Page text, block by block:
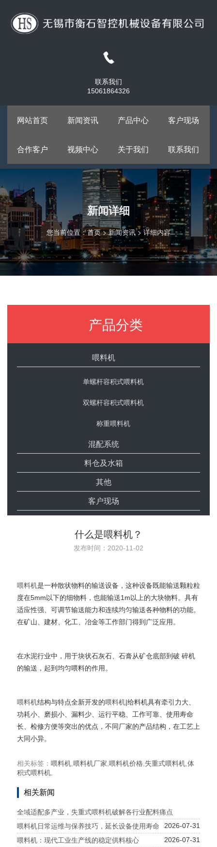
联系我们
15061864326
网站首页 新闻资讯 产品中心 客户现场
合作客户 视频中心 关于我们 联系我们
新闻详细
您当前位置：首页>新闻资讯> 详细内容
产品分类
喂料机
单螺杆容积式喂料机
双螺杆容积式喂料机
称重喂料机
混配系统
料仓及水箱
其他
客户现场
什么是喂料机？
发布时间：2020-11-02
喂料机是一种散状物料的输送设备，这种设备既能输送颗粒粒
度在5mm以下的细物料，也能输送1m以上的大块物料。具有
适应性强、可调节输送能力和连续均匀输送各种物料的功能。
在矿山、建材、化工、冶金等工作部门得到广泛应用。
在水泥行业中，用于块状石灰石、石膏从矿仓底部到破 碎机
的输送，起到均匀喂料的作用。
喂料机结构与特点全新开发的喂料机|给料机具有牵引力大、
功耗小、磨损小、漏料少、运行平稳、工作可靠、使用寿命
长、检修方便等突出的优点，不同厂家的产品结构，在工艺上
大同小异。
相关标签： 喂料机 喂料机厂家 喂料机价格 失重式喂料机 体
积式喂料机
相关新闻
全域适配多产业，失重式喂料机破解各行业配料痛点
2026-07-31
喂料机日常运维与保养技巧，延长设备使用寿命
2026-07-31
喂料机：现代工业生产线的稳定供料核心